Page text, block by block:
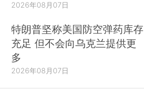
2026年08月07日
特朗普坚称美国防空弹药库存
充足 但不会向乌克兰提供更
多
2026年08月07日